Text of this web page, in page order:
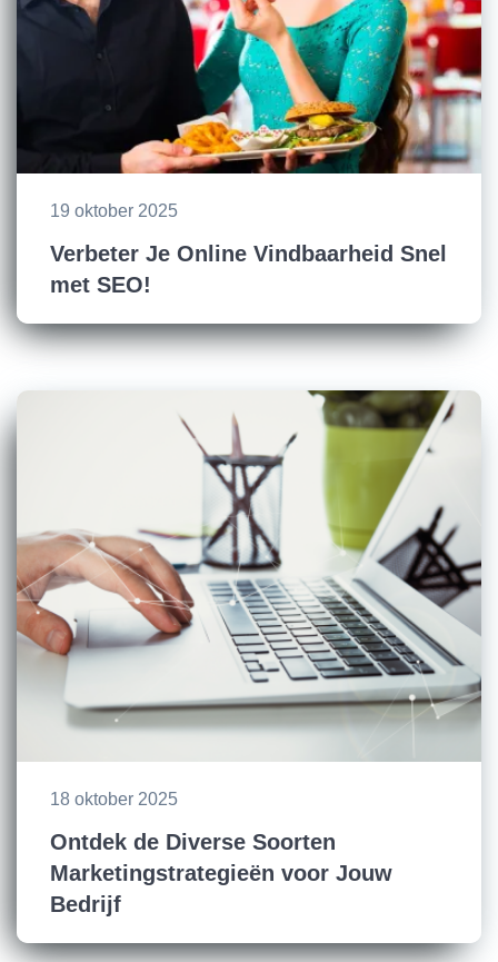
19 oktober 2025
Verbeter Je Online Vindbaarheid Snel
met SEO!
18 oktober 2025
Ontdek de Diverse Soorten
Marketingstrategieën voor Jouw
Bedrijf